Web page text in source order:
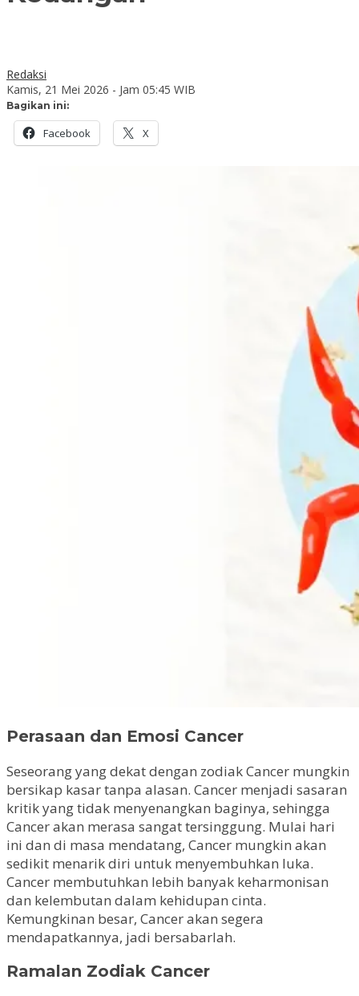
Redaksi
Kamis, 21 Mei 2026 - Jam 05:45 WIB
Bagikan ini:
Facebook X
Perasaan dan Emosi Cancer
Seseorang yang dekat dengan zodiak Cancer mungkin
bersikap kasar tanpa alasan. Cancer menjadi sasaran
kritik yang tidak menyenangkan baginya, sehingga
Cancer akan merasa sangat tersinggung. Mulai hari
ini dan di masa mendatang, Cancer mungkin akan
sedikit menarik diri untuk menyembuhkan luka.
Cancer membutuhkan lebih banyak keharmonisan
dan kelembutan dalam kehidupan cinta.
Kemungkinan besar, Cancer akan segera
mendapatkannya, jadi bersabarlah.
Ramalan Zodiak Cancer